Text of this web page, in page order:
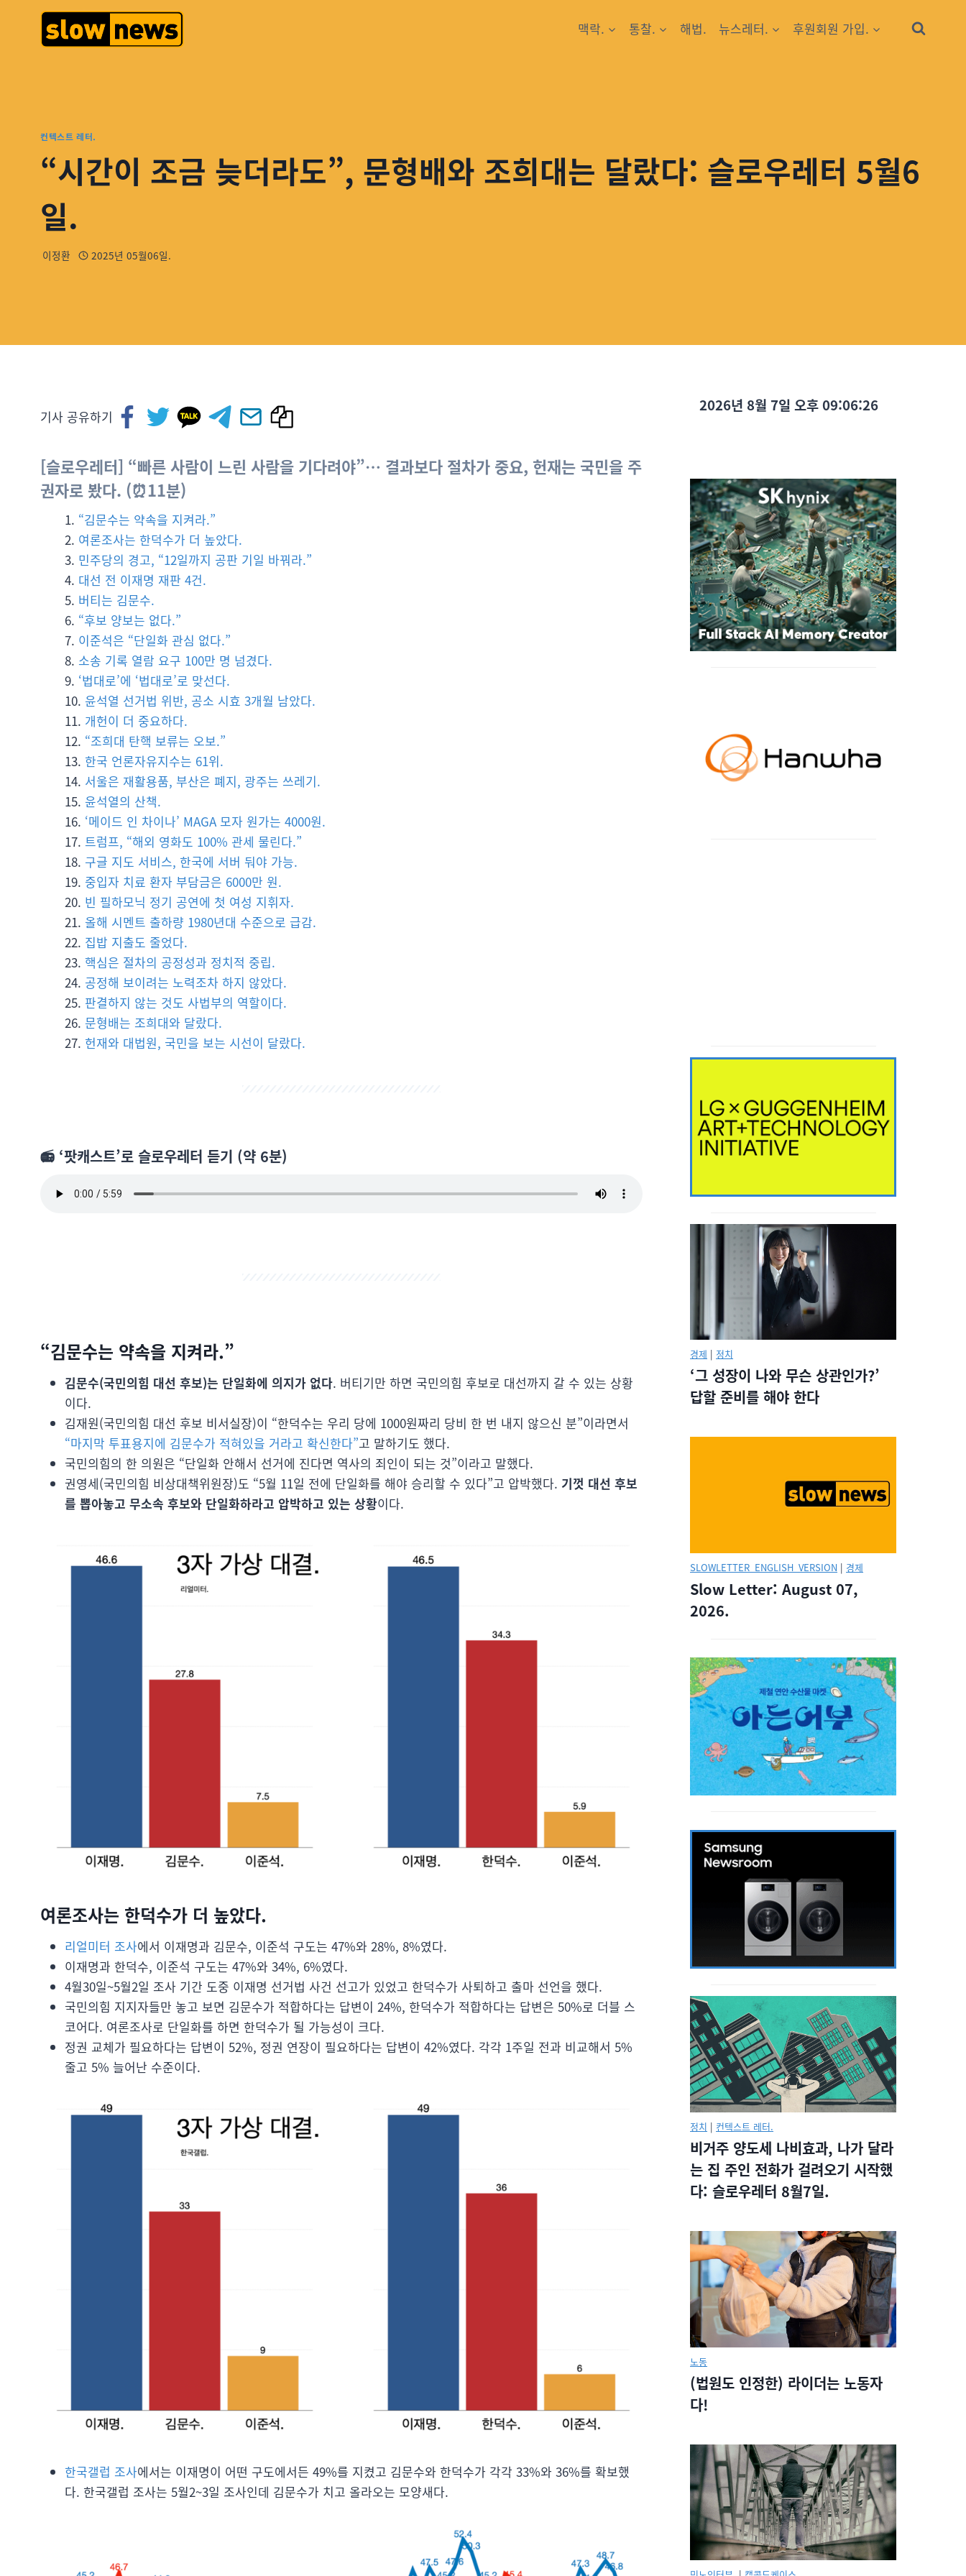
맥락. 통찰. 해법. 뉴스레터. 후원회원 가입.
컨텍스트 레터.
“시간이 조금 늦더라도”, 문형배와 조희대는 달랐다: 슬로우레터 5월6
일.
이정환 2025년 05월06일.
기사 공유하기
[슬로우레터] “빠른 사람이 느린 사람을 기다려야”… 결과보다 절차가 중요, 헌재는 국민을 주
권자로 봤다. (⏰11분)
“김문수는 약속을 지켜라.”
여론조사는 한덕수가 더 높았다.
민주당의 경고, “12일까지 공판 기일 바꿔라.”
대선 전 이재명 재판 4건.
버티는 김문수.
“후보 양보는 없다.”
이준석은 “단일화 관심 없다.”
소송 기록 열람 요구 100만 명 넘겼다.
‘법대로’에 ‘법대로’로 맞선다.
윤석열 선거법 위반, 공소 시효 3개월 남았다.
개헌이 더 중요하다.
“조희대 탄핵 보류는 오보.”
한국 언론자유지수는 61위.
서울은 재활용품, 부산은 폐지, 광주는 쓰레기.
윤석열의 산책.
‘메이드 인 차이나’ MAGA 모자 원가는 4000원.
트럼프, “해외 영화도 100% 관세 물린다.”
구글 지도 서비스, 한국에 서버 둬야 가능.
중입자 치료 환자 부담금은 6000만 원.
빈 필하모닉 정기 공연에 첫 여성 지휘자.
올해 시멘트 출하량 1980년대 수준으로 급감.
집밥 지출도 줄었다.
핵심은 절차의 공정성과 정치적 중립.
공정해 보이려는 노력조차 하지 않았다.
판결하지 않는 것도 사법부의 역할이다.
문형배는 조희대와 달랐다.
헌재와 대법원, 국민을 보는 시선이 달랐다.
📻 ‘팟캐스트’로 슬로우레터 듣기 (약 6분)
“김문수는 약속을 지켜라.”
김문수(국민의힘 대선 후보)는 단일화에 의지가 없다. 버티기만 하면 국민의힘 후보로 대선까지 갈 수 있는 상황
이다.
김재원(국민의힘 대선 후보 비서실장)이 “한덕수는 우리 당에 1000원짜리 당비 한 번 내지 않으신 분”이라면서
“마지막 투표용지에 김문수가 적혀있을 거라고 확신한다”고 말하기도 했다.
국민의힘의 한 의원은 “단일화 안해서 선거에 진다면 역사의 죄인이 되는 것”이라고 말했다.
권영세(국민의힘 비상대책위원장)도 “5월 11일 전에 단일화를 해야 승리할 수 있다”고 압박했다. 기껏 대선 후보
를 뽑아놓고 무소속 후보와 단일화하라고 압박하고 있는 상황이다.
여론조사는 한덕수가 더 높았다.
리얼미터 조사에서 이재명과 김문수, 이준석 구도는 47%와 28%, 8%였다.
이재명과 한덕수, 이준석 구도는 47%와 34%, 6%였다.
4월30일~5월2일 조사 기간 도중 이재명 선거법 사건 선고가 있었고 한덕수가 사퇴하고 출마 선언을 했다.
국민의힘 지지자들만 놓고 보면 김문수가 적합하다는 답변이 24%, 한덕수가 적합하다는 답변은 50%로 더블 스
코어다. 여론조사로 단일화를 하면 한덕수가 될 가능성이 크다.
정권 교체가 필요하다는 답변이 52%, 정권 연장이 필요하다는 답변이 42%였다. 각각 1주일 전과 비교해서 5%
줄고 5% 늘어난 수준이다.
한국갤럽 조사에서는 이재명이 어떤 구도에서든 49%를 지켰고 김문수와 한덕수가 각각 33%와 36%를 확보했
다. 한국갤럽 조사는 5월2~3일 조사인데 김문수가 치고 올라오는 모양새다.
2026년 8월 7일 오후 09:06:27
경제 | 정치
‘그 성장이 나와 무슨 상관인가?’
답할 준비를 해야 한다
SLOWLETTER_ENGLISH_VERSION | 경제
Slow Letter: August 07,
2026.
정치 | 컨텍스트 레터.
비거주 양도세 나비효과, 나가 달라
는 집 주인 전화가 걸려오기 시작했
다: 슬로우레터 8월7일.
노동
(법원도 인정한) 라이더는 노동자
다!